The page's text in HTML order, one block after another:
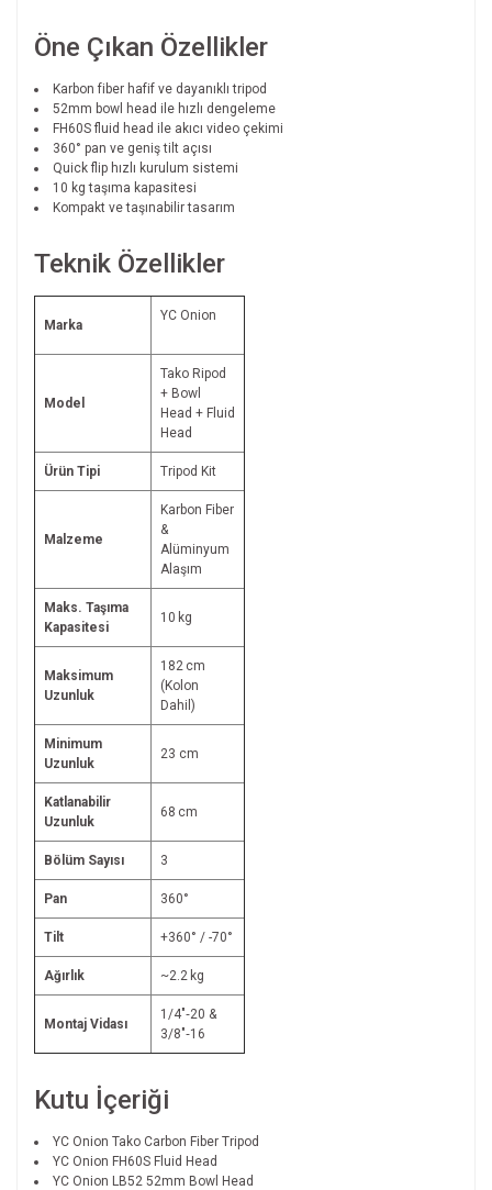
Öne Çıkan Özellikler
Karbon fiber hafif ve dayanıklı tripod
52mm bowl head ile hızlı dengeleme
FH60S fluid head ile akıcı video çekimi
360° pan ve geniş tilt açısı
Quick flip hızlı kurulum sistemi
10 kg taşıma kapasitesi
Kompakt ve taşınabilir tasarım
Teknik Özellikler
Marka
YC Onion
Model
Tako Ripod
+ Bowl
Head + Fluid
Head
Ürün Tipi Tripod Kit
Malzeme
Karbon Fiber
&
Alüminyum
Alaşım
Maks. Taşıma
Kapasitesi
10 kg
Maksimum
Uzunluk
182 cm
(Kolon
Dahil)
Minimum
Uzunluk
23 cm
Katlanabilir
Uzunluk
68 cm
Bölüm Sayısı 3
Pan 360°
Tilt +360° / -70°
Ağırlık ~2.2 kg
Montaj Vidası
1/4″‑20 &
3/8″‑16
Kutu İçeriği
YC Onion Tako Carbon Fiber Tripod
YC Onion FH60S Fluid Head
YC Onion LB52 52mm Bowl Head